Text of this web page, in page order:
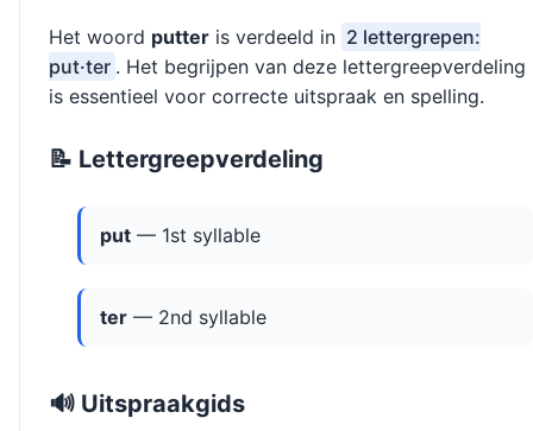
Het woord putter is verdeeld in 2 lettergrepen:
put·ter . Het begrijpen van deze lettergreepverdeling
is essentieel voor correcte uitspraak en spelling.
📝 Lettergreepverdeling
put — 1st syllable
ter — 2nd syllable
🔊 Uitspraakgids